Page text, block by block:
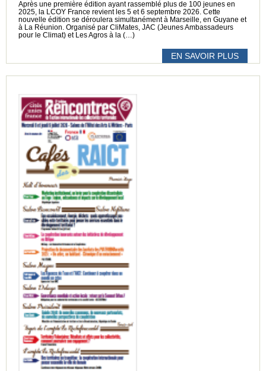
Après une première édition ayant rassemblé plus de 100 jeunes en
2025, la LCOY France revient les 5 et 6 septembre 2026. Cette
nouvelle édition se déroulera simultanément à Marseille, en Guyane et
à La Réunion. Organisé par CliMates, JAC (Jeunes Ambassadeurs
pour le Climat) et Les Agros à la (…)
EN SAVOIR PLUS